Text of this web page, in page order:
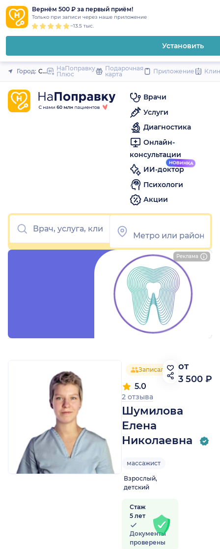
Вернём 500 ₽ за первый приём!
Только при записи через наше приложение
~13.5 тыс.
Установить
Закрыть
Город: Санкт-Петербург
НаПоправку
Плюс
Подарочная
карта
Приложение
Врачи
Услуги
Диагностика
Онлайн-
консультации
ИИ-доктор
Психологи
Акции
Записалось 8 человек
Шумилова
Елена
Николаевна
5.0
2 отзыва
массажист
Взрослый,
детский
Стаж
5 лет
Документы
проверены
от
3 500 ₽
Реклама